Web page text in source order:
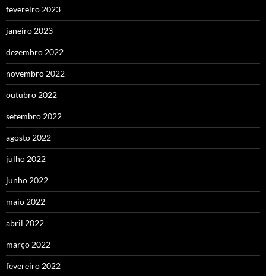
fevereiro 2023
janeiro 2023
dezembro 2022
novembro 2022
outubro 2022
setembro 2022
agosto 2022
julho 2022
junho 2022
maio 2022
abril 2022
março 2022
fevereiro 2022